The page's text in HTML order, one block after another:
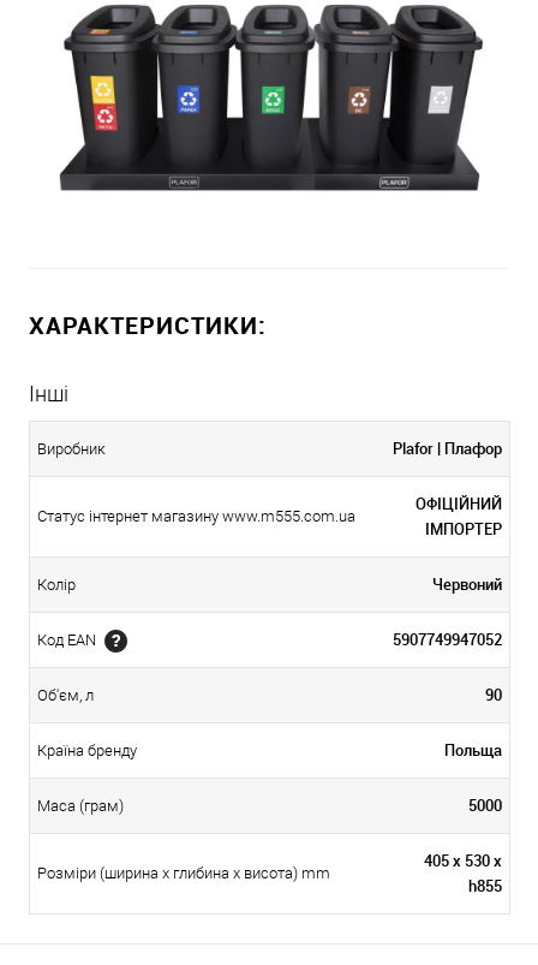
ХАРАКТЕРИСТИКИ:
Інші
Виробник Plafor | Плафор
Статус інтернет магазину www.m555.com.ua
ОФІЦІЙНИЙ
ІМПОРТЕР
Колір Червоний
Код EAN 5907749947052
Об'єм, л 90
Країна бренду Польща
Маса (грам) 5000
Розміри (ширина х глибина х висота) mm
405 x 530 x
h855